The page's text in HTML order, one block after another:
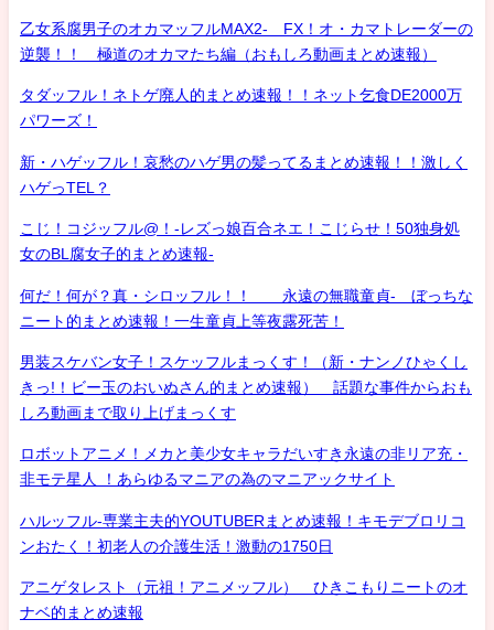
乙女系腐男子のオカマッフルMAX2- FX！オ・カマトレーダーの
逆襲！！ 極道のオカマたち編（おもしろ動画まとめ速報）
タダッフル！ネトゲ廃人的まとめ速報！！ネット乞食DE2000万
パワーズ！
新・ハゲッフル！哀愁のハゲ男の髪ってるまとめ速報！！激しく
ハゲっTEL？
こじ！コジッフル@！-レズっ娘百合ネエ！こじらせ！50独身処
女のBL腐女子的まとめ速報-
何だ！何が？真・シロッフル！！ 永遠の無職童貞- ぼっちな
ニート的まとめ速報！一生童貞上等夜露死苦！
男装スケバン女子！スケッフルまっくす！（新・ナンノひゃくし
きっ!！ビー玉のおいぬさん的まとめ速報） 話題な事件からおも
しろ動画まで取り上げまっくす
ロボットアニメ！メカと美少女キャラだいすき永遠の非リア充・
非モテ星人 ！あらゆるマニアの為のマニアックサイト
ハルッフル-専業主夫的YOUTUBERまとめ速報！キモデブロリコ
ンおたく！初老人の介護生活！激動の1750日
アニゲタレスト（元祖！アニメッフル） ひきこもりニートのオ
ナベ的まとめ速報